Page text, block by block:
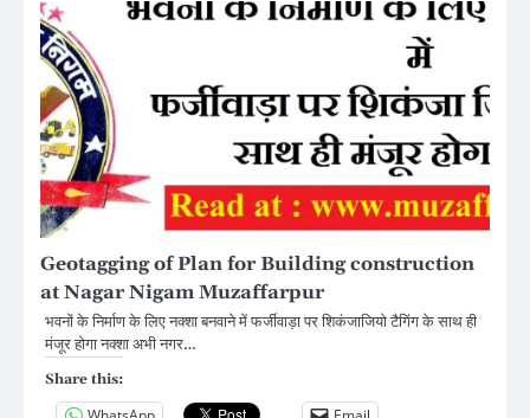
Geotagging of Plan for Building construction
at Nagar Nigam Muzaffarpur
भवनों के निर्माण के लिए नक्शा बनवाने में फर्जीवाड़ा पर शिकंजाजियो टैगिंग के साथ ही
मंजूर होगा नक्शा अभी नगर…
Share this: